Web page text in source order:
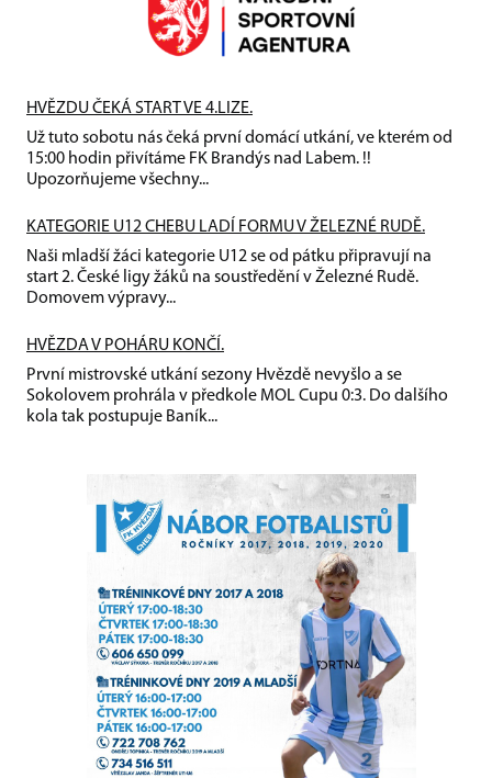
HVĚZDU ČEKÁ START VE 4.LIZE.
Už tuto sobotu nás čeká první domácí utkání, ve kterém od
15:00 hodin přivítáme FK Brandýs nad Labem. !!
Upozorňujeme všechny...
KATEGORIE U12 CHEBU LADÍ FORMU V ŽELEZNÉ RUDĚ.
Naši mladší žáci kategorie U12 se od pátku připravují na
start 2. České ligy žáků na soustředění v Železné Rudě.
Domovem výpravy...
HVĚZDA V POHÁRU KONČÍ.
První mistrovské utkání sezony Hvězdě nevyšlo a se
Sokolovem prohrála v předkole MOL Cupu 0:3. Do dalšího
kola tak postupuje Baník...